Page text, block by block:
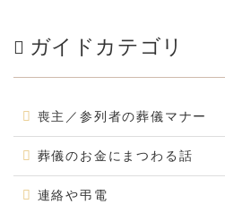
ガイドカテゴリ
喪主／参列者の葬儀マナー
葬儀のお金にまつわる話
連絡や弔電